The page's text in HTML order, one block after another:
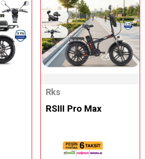
Rks
RSIII Pro Max